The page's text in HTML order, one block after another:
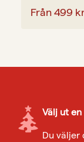
Från499
Välj ut
Du väljer